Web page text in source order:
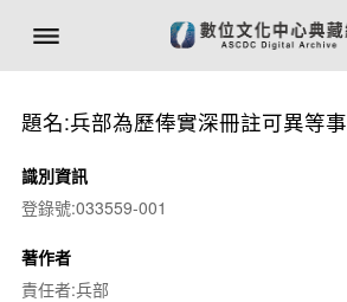
題名:兵部為歷俸實深冊註可異等事
識別資訊
登錄號:033559-001
著作者
責任者:兵部